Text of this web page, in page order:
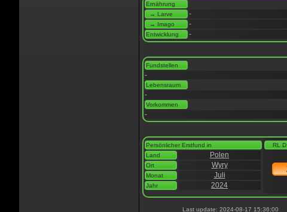
Ernährung
→ Larve
-
→ Imago -
Entwicklung -
Fundstellen
-
Lebensraum
-
Vorkommen
-
Persönlicher Erstfund in
Land
Polen
Ort Wyry
Monat Juli
Jahr 2024
RL
Last update: 2024-08-17 15:36:00